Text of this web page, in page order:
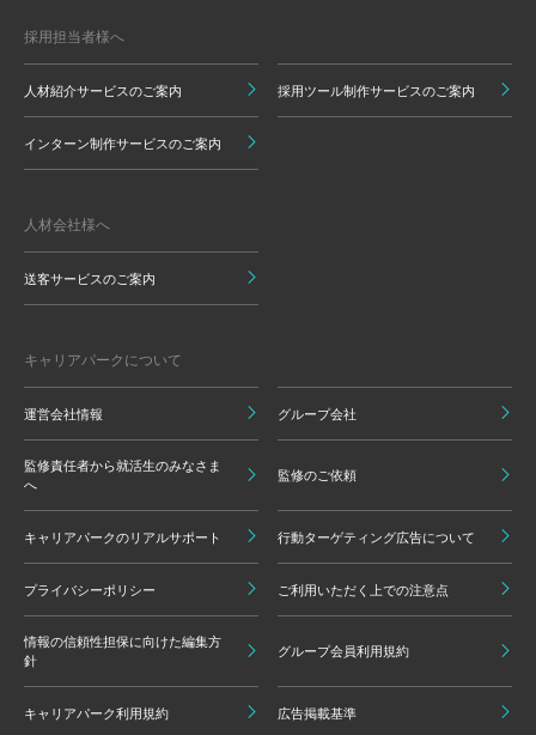
採用担当者様へ
人材紹介サービスのご案内 採用ツール制作サービスのご案内
インターン制作サービスのご案内
人材会社様へ
送客サービスのご案内
キャリアパークについて
運営会社情報 グループ会社
監修責任者から就活生のみなさま
へ
監修のご依頼
キャリアパークのリアルサポート 行動ターゲティング広告について
プライバシーポリシー ご利用いただく上での注意点
情報の信頼性担保に向けた編集方
針
グループ会員利用規約
キャリアパーク利用規約 広告掲載基準